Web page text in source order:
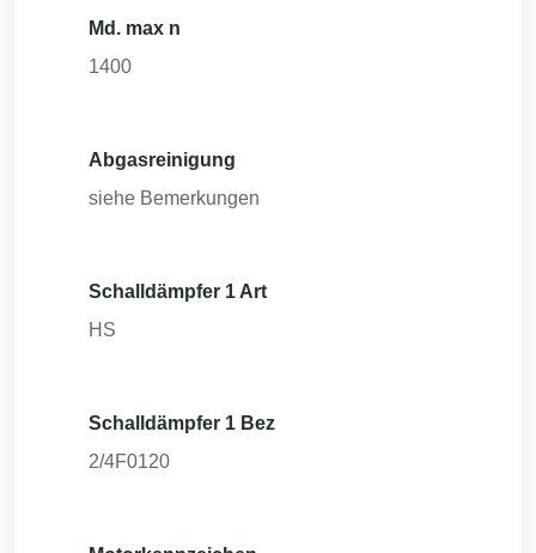
Md. max n
1400
Abgasreinigung
siehe Bemerkungen
Schalldämpfer 1 Art
HS
Schalldämpfer 1 Bez
2/4F0120